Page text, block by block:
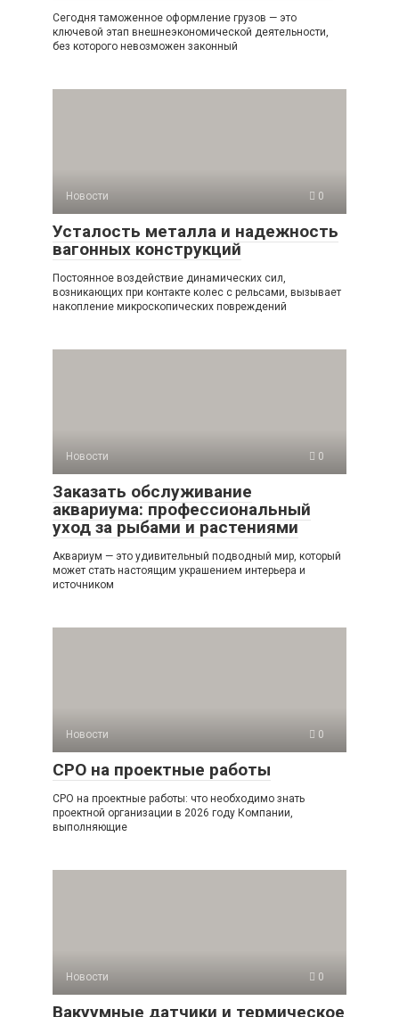
Сегодня таможенное оформление грузов — это
ключевой этап внешнеэкономической деятельности,
без которого невозможен законный
Новости 0
Усталость металла и надежность
вагонных конструкций
Постоянное воздействие динамических сил,
возникающих при контакте колес с рельсами, вызывает
накопление микроскопических повреждений
Новости 0
Заказать обслуживание
аквариума: профессиональный
уход за рыбами и растениями
Аквариум — это удивительный подводный мир, который
может стать настоящим украшением интерьера и
источником
Новости 0
СРО на проектные работы
СРО на проектные работы: что необходимо знать
проектной организации в 2026 году Компании,
выполняющие
Новости 0
Вакуумные датчики и термическое